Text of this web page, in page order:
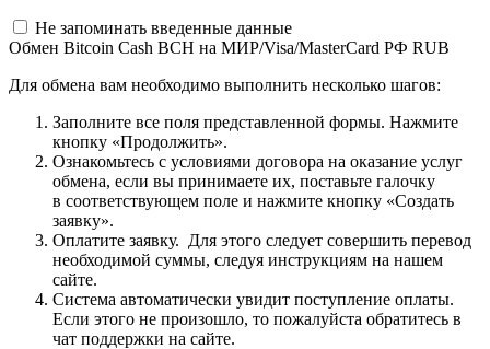
Не запоминать введенные данные
Обмен Bitcoin Cash BCH на МИР/Visa/MasterCard РФ RUB
Для обмена вам необходимо выполнить несколько шагов:
Заполните все поля представленной формы. Нажмите
кнопку «Продолжить».
Ознакомьтесь с условиями договора на оказание услуг
обмена, если вы принимаете их, поставьте галочку
в соответствующем поле и нажмите кнопку «Создать
заявку».
Оплатите заявку. Для этого следует совершить перевод
необходимой суммы, следуя инструкциям на нашем
сайте.
Система автоматически увидит поступление оплаты.
Если этого не произошло, то пожалуйста обратитесь в
чат поддержки на сайте.